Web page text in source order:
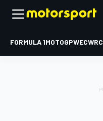
FORMULA 1MOTOGPWECWRC